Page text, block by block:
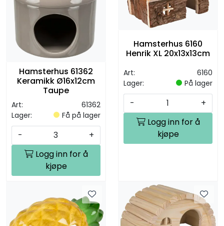
Hamsterhus 61362
Keramikk Ø16x12cm
Taupe
Art:
61362
Lager:
Få på lager
-
+
Logg inn for å
kjøpe
Hamsterhus 6160
Henrik XL 20x13x13cm
Art:
6160
Lager:
På lager
-
+
Logg inn for å
kjøpe